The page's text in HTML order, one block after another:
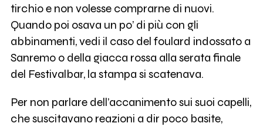
tirchio e non volesse comprarne di nuovi.
Quando poi osava un po’ di più con gli
abbinamenti, vedi il caso del foulard indossato a
Sanremo o della giacca rossa alla serata finale
del Festivalbar, la stampa si scatenava.
Per non parlare dell’accanimento sui suoi capelli,
che suscitavano reazioni a dir poco basite,